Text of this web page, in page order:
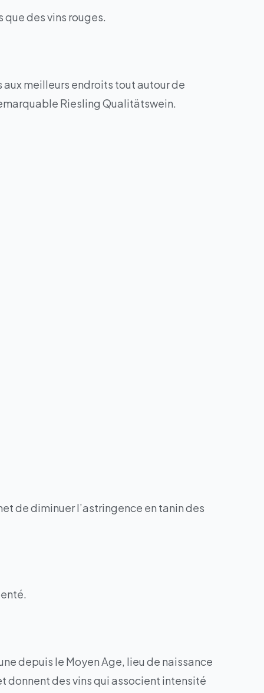
des vins rouges.
meilleurs endroits tout autour de
Riesling Qualitätswein.
de diminuer l’astringence en tanin des
depuis le Moyen Age, lieu de naissance
donnent des vins qui associent intensité